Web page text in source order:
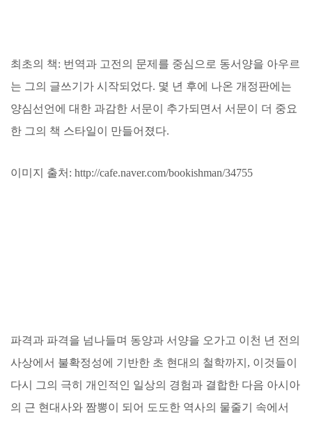
최초의 책: 번역과 고전의 문제를 중심으로 동서양을 아우르
는 그의 글쓰기가 시작되었다. 몇 년 후에 나온 개정판에는
양심선언에 대한 과감한 서문이 추가되면서 서문이 더 중요
한 그의 책 스타일이 만들어졌다.
이미지 출처: http://cafe.naver.com/bookishman/34755
파격과 파격을 넘나들며 동양과 서양을 오가고 이천 년 전의
사상에서 불확정성에 기반한 초 현대의 철학까지, 이것들이
다시 그의 극히 개인적인 일상의 경험과 결합한 다음 아시아
의 근 현대사와 짬뽕이 되어 도도한 역사의 물줄기 속에서